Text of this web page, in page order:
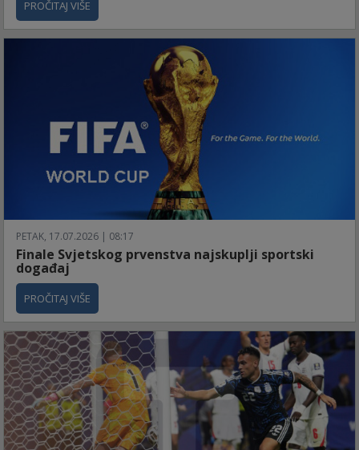
PROČITAJ VIŠE
PETAK, 17.07.2026 | 08:17
Finale Svjetskog prvenstva najskuplji sportski
događaj
PROČITAJ VIŠE